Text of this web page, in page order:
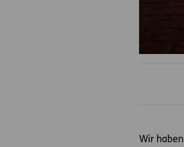
Wir haben